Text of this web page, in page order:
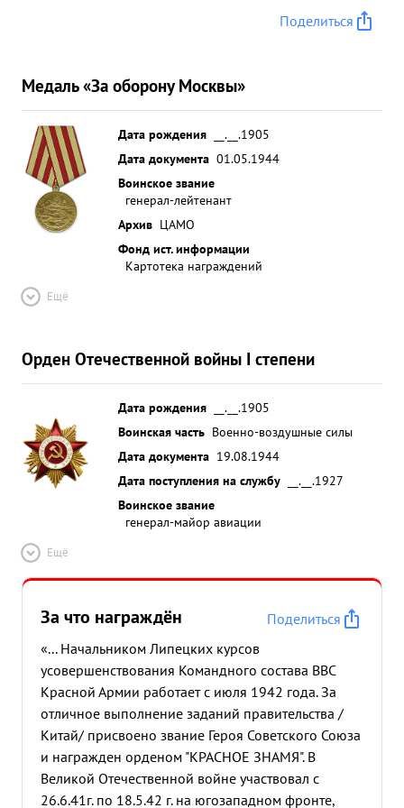
Поделиться
Медаль «За оборону Москвы»
Дата рождения
__.__.1905
Дата документа 01.05.1944
Воинское звание
генерал-лейтенант
Архив ЦАМО
Фонд ист. информации
Картотека награждений
Ещё
Орден Отечественной войны I степени
Дата рождения
__.__.1905
Воинская часть Военно-воздушные силы
Дата документа 19.08.1944
Дата поступления на службу
__.__.1927
Воинское звание
генерал-майор авиации
Ещё
За что награждён
Поделиться
«... Начальником Липецких курсов
усовершенствования Командного состава ВВС
Красной Армии работает с июля 1942 года. За
отличное выполнение заданий правительства /
Китай/ присвоено звание Героя Советского Союза
и награжден орденом "КРАСНОЕ ЗНАМЯ". В
Великой Отечественной войне участвовал с
26.6.41г. по 18.5.42 г. на югозападном фронте,